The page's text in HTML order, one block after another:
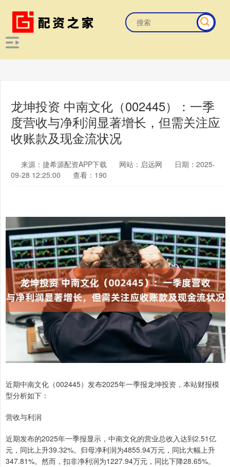
龙坤投资 中南文化（002445）：一季
度营收与净利润显著增长，但需关注应
收账款及现金流状况
来源：捷希源配资APP下载 网站：启远网
日期：2025-
09-28 12:25:00
查看：190
近期中南文化（002445）发布2025年一季报龙坤投资，本站财报模
型分析如下：
营收与利润
近期发布的2025年一季报显示，中南文化的营业总收入达到2.51亿
元，同比上升39.32%。归母净利润为4855.94万元，同比大幅上升
347.81%。然而，扣非净利润为1227.94万元，同比下降28.65%。